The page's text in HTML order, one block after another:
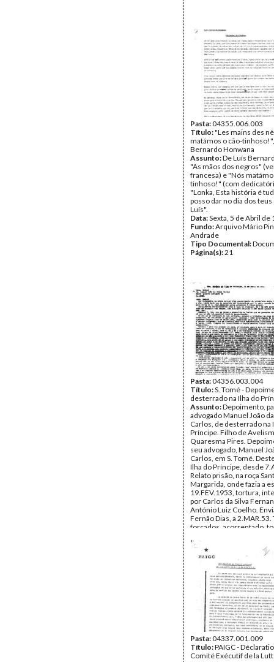
Pasta:04355.006.003
Título:"Les mains des
matámos o cão-
Bernardo Honwana
Assunto:De Luís
"As mãos dos negros"
francesa) e "Nós
tinhoso!" (com
"Lonka, Esta história é
posso dar no dia dos teus
Luís".
Data:Sexta, 5 de Abril de
Fundo:Arquivo Mário
Andrade
Tipo Documental:
Página(s):21
Pasta:04356.003.004
Título:S. Tomé -
desterrado na Ilha do
Assunto:Depoimento,
advogado Manuel João
Carlos, de desterrado na
Príncipe. Filho de
Quaresma Pires.
seu advogado, Manuel
Carlos, em S. Tomé.
Ilha do Príncipe, desde
Relato prisão, na roça
Margarida, onde fazia a
19.FEV.1953, tortura,
por Carlos da Silva
António Luiz Coelho.
Fernão Dias, a 2.MAR.53.
forçados, acorrentado,
directas do Governador
nos interrogatórios e
Data:Sábado, 11 de Abril
Fundo: Arquivo Mário
Andrade
Tipo Documental:
Página(s):2
Pasta:04337.001.009
Título:PAIGC -
Comité Exécutif de la